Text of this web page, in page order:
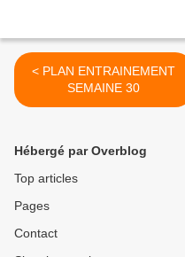
< PLAN ENTRAINEMENT
SEMAINE 30
Hébergé par Overblog
Top articles
Pages
Contact